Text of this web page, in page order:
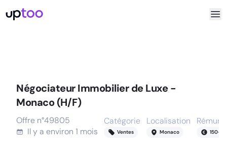
Négociateur Immobilier de Luxe -
Monaco (H/F)
Offre n°49805
Il y a environ 1 mois
Catégorie
Ventes
Localisation
Monaco 150-